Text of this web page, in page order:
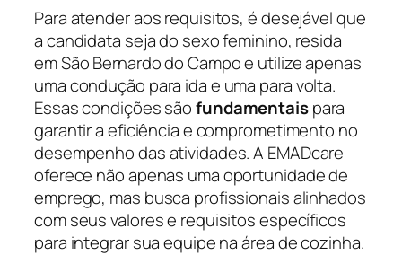
Para atender aos requisitos, é desejável que
a candidata seja do sexo feminino, resida
em São Bernardo do Campo e utilize apenas
uma condução para ida e uma para volta.
Essas condições sãofundamentaispara
garantir a eficiência e comprometimento no
desempenho das atividades. A EMADcare
oferece não apenas uma oportunidade de
emprego, mas busca profissionais alinhados
com seus valores e requisitos específicos
para integrar sua equipe na área de cozinha.